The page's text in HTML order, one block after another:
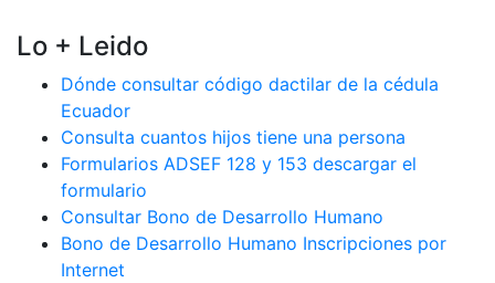
Lo + Leido
Dónde consultar código dactilar de la cédula
Ecuador
Consulta cuantos hijos tiene una persona
Formularios ADSEF 128 y 153 descargar el
formulario
Consultar Bono de Desarrollo Humano
Bono de Desarrollo Humano Inscripciones por
Internet